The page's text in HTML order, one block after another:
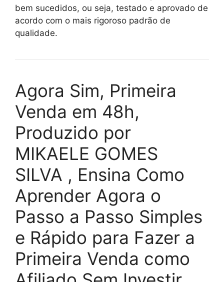
bem sucedidos, ou seja, testado e aprovado de
acordo com o mais rigoroso padrão de
qualidade.
Agora Sim, Primeira
Venda em 48h,
Produzido por
MIKAELE GOMES
SILVA , Ensina Como
Aprender Agora o
Passo a Passo Simples
e Rápido para Fazer a
Primeira Venda como